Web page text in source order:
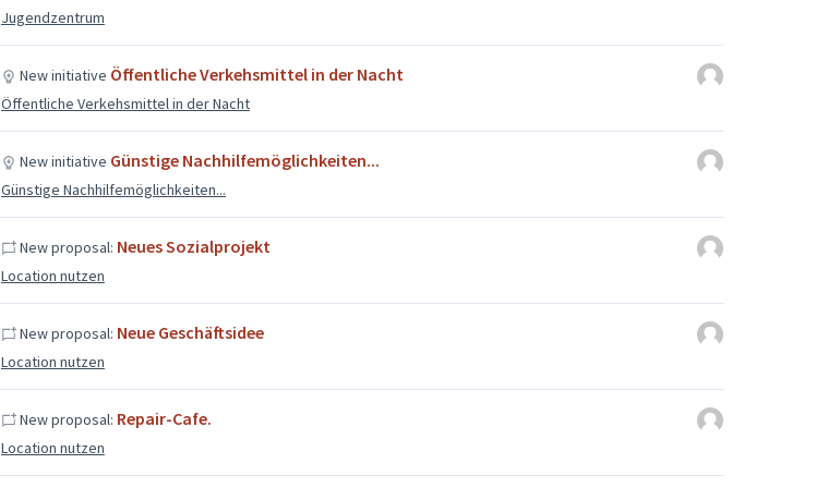
Jugendzentrum
New initiative Öffentliche Verkehsmittel in der Nacht
Öffentliche Verkehsmittel in der Nacht
New initiative Günstige Nachhilfemöglichkeiten...
Günstige Nachhilfemöglichkeiten...
New proposal: Neues Sozialprojekt
Location nutzen
New proposal: Neue Geschäftsidee
Location nutzen
New proposal: Repair-Cafe.
Location nutzen